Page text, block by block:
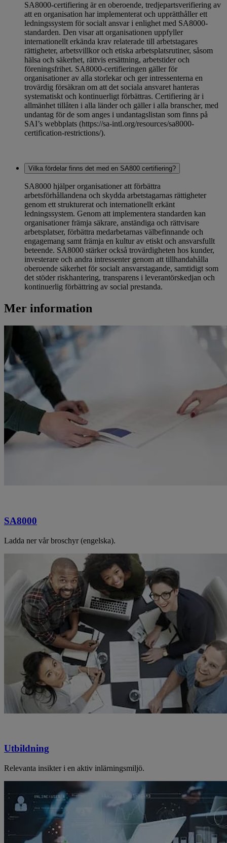
SA8000-certifiering är en oberoende, tredjepartsverifiering av
att en organisation har implementerat och upprätthåller ett
ledningssystem för socialt ansvar i enlighet med SA8000-
standarden. Den visar att organisationen uppfyller
internationellt erkända krav relaterade till arbetstagares
rättigheter, arbetsvillkor och etiska arbetsplatsrutiner, såsom
hälsa och säkerhet, rättvis ersättning, arbetstider och
föreningsfrihet. SA8000-certifieringen gäller för
organisationer av alla storlekar och ger intressenterna en
trovärdig försäkran om att det sociala ansvaret hanteras
systematiskt och kontinuerligt förbättras. Certifiering är i
allmänhet tillåten i alla länder och gäller i alla branscher, med
undantag för de som anges i undantagslistan som finns på
SAI’s webbplats (https://sa-intl.org/resources/sa8000-
certification-restrictions/).
Vilka fördelar finns det med en SA800 certifiering?
SA8000 hjälper organisationer att förbättra
arbetsförhållandena och skydda arbetstagarnas rättigheter
genom ett strukturerat och internationellt erkänt
ledningssystem. Genom att implementera standarden kan
organisationer främja säkrare, anständiga och rättvisare
arbetsplatser, förbättra medarbetarnas välbefinnande och
engagemang samt främja en kultur av etiskt och ansvarsfullt
beteende. SA8000 stärker också trovärdigheten hos kunder,
investerare och andra intressenter genom att tillhandahålla
oberoende säkerhet för socialt ansvarstagande, samtidigt som
det stöder riskhantering, transparens i leverantörskedjan och
kontinuerlig förbättring av social prestanda.
Mer information
SA8000
Ladda ner vår broschyr (engelska).
Utbildning
Relevanta insikter i en aktiv inlärningsmiljö.